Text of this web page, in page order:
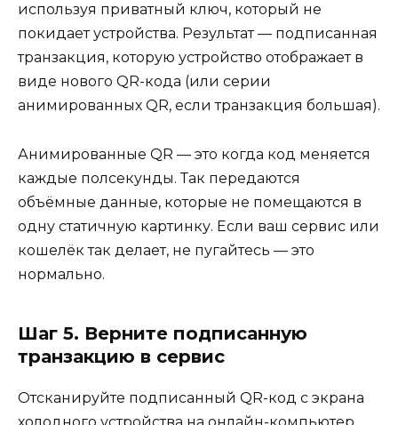
используя приватный ключ, который не
покидает устройства. Результат — подписанная
транзакция, которую устройство отображает в
виде нового QR-кода (или серии
анимированных QR, если транзакция большая).
Анимированные QR — это когда код меняется
каждые полсекунды. Так передаются
объёмные данные, которые не помещаются в
одну статичную картинку. Если ваш сервис или
кошелёк так делает, не пугайтесь — это
нормально.
Шаг 5. Верните подписанную
транзакцию в сервис
Отсканируйте подписанный QR-код с экрана
холодного устройства на онлайн-компьютер